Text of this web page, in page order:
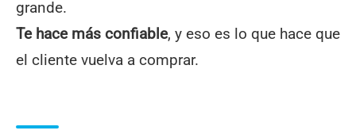
grande.
Te hace más confiable, y eso es lo que hace que
el cliente vuelva a comprar.